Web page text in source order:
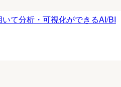
いて分析・可視化ができるAI/BI